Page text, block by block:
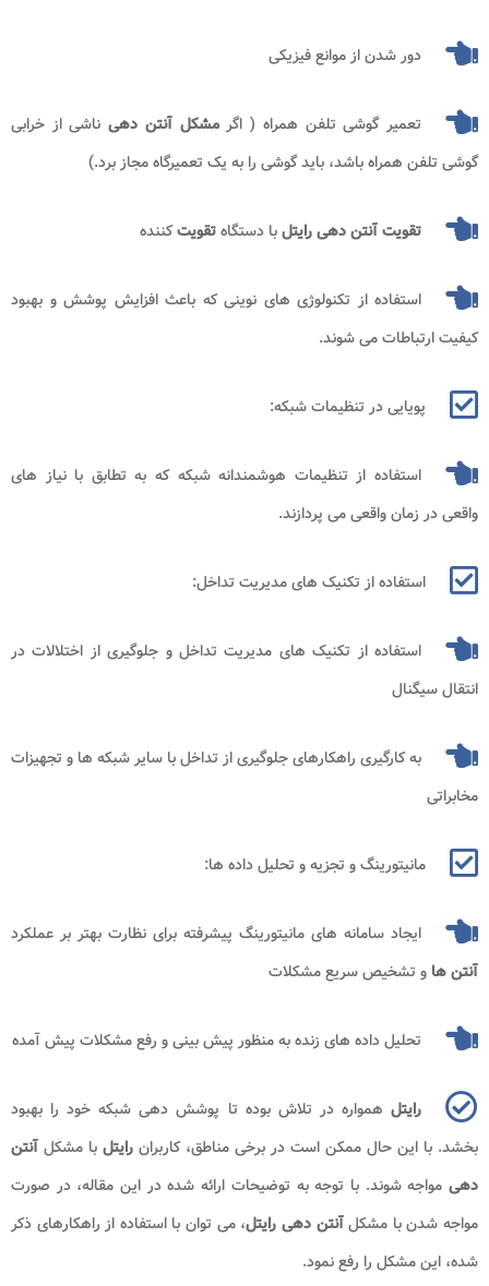
دور شدن از موانع فیزیکی
تعمیر گوشی تلفن همراه ( اگرمشکل آنتن دهیناشی از خرابی
گوشی تلفن همراه باشد، باید گوشی را به یک تعمیرگاه مجاز برد.)
تقویت آنتن دهی رایتلبا دستگاهتقویتکننده
استفاده از تکنولوژی ‌های نوینی که باعث افزایش پوشش و بهبود
کیفیت ارتباطات می ‌شوند.
پویایی در تنظیمات شبکه:
استفاده از تنظیمات هوشمندانه شبکه که به تطابق با نیاز های
واقعی در زمان واقعی می ‌پردازند.
استفاده از تکنیک‌ های مدیریت تداخل:
استفاده از تکنیک‌ های مدیریت تداخل و جلوگیری از اختلالات در
انتقال سیگنال
به ‌کارگیری راهکارهای جلوگیری از تداخل با سایر شبکه‌ ها و تجهیزات
مخابراتی
مانیتورینگ و تجزیه و تحلیل داده‌ ها:
ایجاد سامانه ‌های مانیتورینگ پیشرفته برای نظارت بهتر بر عملکرد
آنتن‌ ها و تشخیص سریع مشکلات
تحلیل داده‌ های زنده به منظور پیش‌ بینی و رفع مشکلات پیش‌ آمده
رایتل همواره در تلاش بوده تا پوشش دهی شبکه خود را بهبود
بخشد. با این حال ممکن است در برخی مناطق، کاربران رایتل با مشکل آنتن
دهی مواجه شوند. با توجه به توضیحات ارائه شده در این مقاله، در صورت
مواجه شدن با مشکلآنتن دهی رایتل، می توان با استفاده از راهکارهای ذکر
شده، این مشکل را رفع نمود.